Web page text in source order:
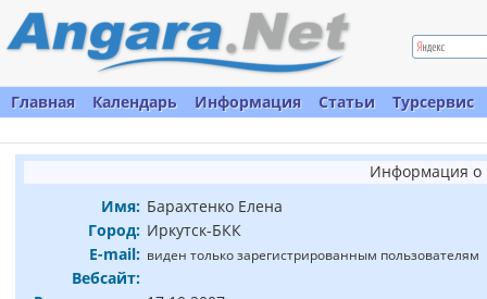
Главная Календарь Информация Статьи Турсервис
Информация о
Имя: Барахтенко Елена
Город: Иркутск-БКК
E-mail: виден только зарегистрированным пользователям
Вебсайт: